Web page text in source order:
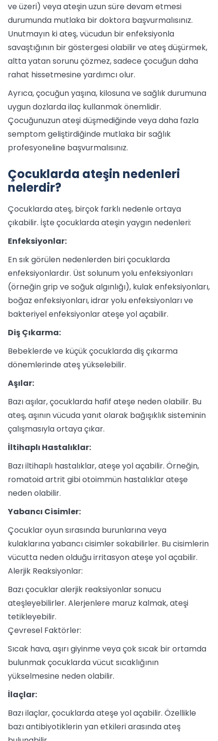
ve üzeri) veya ateşin uzun süre devam etmesi
durumunda mutlaka bir doktora başvurmalısınız.
Unutmayın ki ateş, vücudun bir enfeksiyonla
savaştığının bir göstergesi olabilir ve ateş düşürmek,
altta yatan sorunu çözmez, sadece çocuğun daha
rahat hissetmesine yardımcı olur.
Ayrıca, çocuğun yaşına, kilosuna ve sağlık durumuna
uygun dozlarda ilaç kullanmak önemlidir.
Çocuğunuzun ateşi düşmediğinde veya daha fazla
semptom geliştirdiğinde mutlaka bir sağlık
profesyoneline başvurmalısınız.
Çocuklarda ateşin nedenleri
nelerdir?
Çocuklarda ateş, birçok farklı nedenle ortaya
çıkabilir. İşte çocuklarda ateşin yaygın nedenleri:
Enfeksiyonlar:
En sık görülen nedenlerden biri çocuklarda
enfeksiyonlardır. Üst solunum yolu enfeksiyonları
(örneğin grip ve soğuk algınlığı), kulak enfeksiyonları,
boğaz enfeksiyonları, idrar yolu enfeksiyonları ve
bakteriyel enfeksiyonlar ateşe yol açabilir.
Diş Çıkarma:
Bebeklerde ve küçük çocuklarda diş çıkarma
dönemlerinde ateş yükselebilir.
Aşılar:
Bazı aşılar, çocuklarda hafif ateşe neden olabilir. Bu
ateş, aşının vücuda yanıt olarak bağışıklık sisteminin
çalışmasıyla ortaya çıkar.
İltihaplı Hastalıklar:
Bazı iltihaplı hastalıklar, ateşe yol açabilir. Örneğin,
romatoid artrit gibi otoimmün hastalıklar ateşe
neden olabilir.
Yabancı Cisimler:
Çocuklar oyun sırasında burunlarına veya
kulaklarına yabancı cisimler sokabilirler. Bu cisimlerin
vücutta neden olduğu irritasyon ateşe yol açabilir.
Alerjik Reaksiyonlar:
Bazı çocuklar alerjik reaksiyonlar sonucu
ateşleyebilirler. Alerjenlere maruz kalmak, ateşi
tetikleyebilir.
Çevresel Faktörler:
Sıcak hava, aşırı giyinme veya çok sıcak bir ortamda
bulunmak çocuklarda vücut sıcaklığının
yükselmesine neden olabilir.
İlaçlar:
Bazı ilaçlar, çocuklarda ateşe yol açabilir. Özellikle
bazı antibiyotiklerin yan etkileri arasında ateş